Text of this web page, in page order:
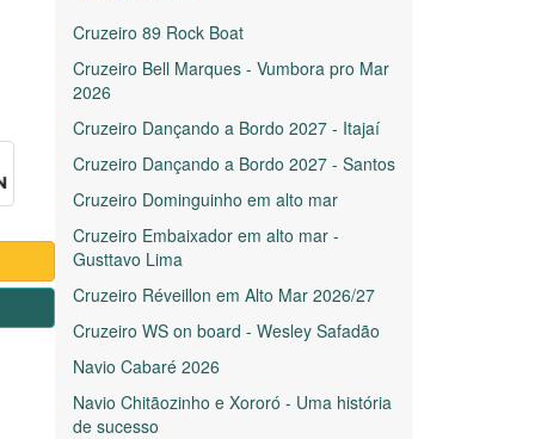
Cruzeiro 89 Rock Boat
Cruzeiro Bell Marques - Vumbora pro Mar
2026
Cruzeiro Dançando a Bordo 2027 - Itajaí
Cruzeiro Dançando a Bordo 2027 - Santos
Cruzeiro Dominguinho em alto mar
Cruzeiro Embaixador em alto mar -
Gusttavo Lima
Cruzeiro Réveillon em Alto Mar 2026/27
Cruzeiro WS on board - Wesley Safadão
Navio Cabaré 2026
Navio Chitãozinho e Xororó - Uma história
de sucesso